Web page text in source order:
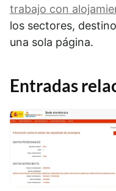
trabajo con
los sectores,
una sola página.
Entradas